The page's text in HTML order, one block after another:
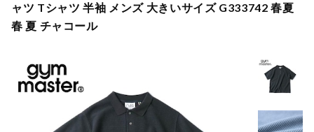
ャツ Tシャツ 半袖 メンズ 大きいサイズ G333742 春夏
春 夏 チャコール